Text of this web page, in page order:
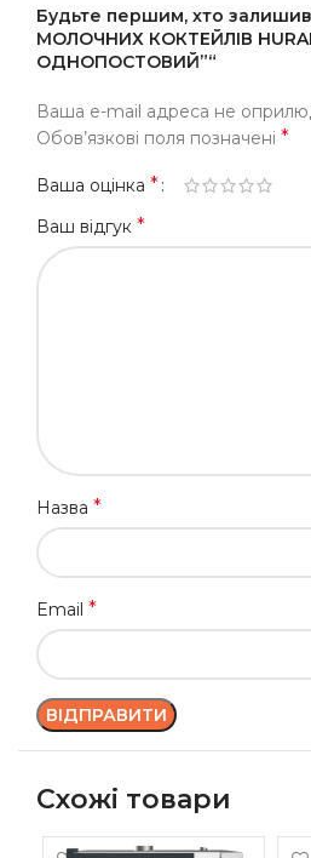
Будьте першим, хто
МОЛОЧНИХ КОКТЕЙЛІВ
ОДНОПОСТОВИЙ”“
Ваша e-mail адреса не
Обов’язкові поля позначені *
Ваша оцінка *
Ваш відгук *
Назва *
Email *
Схожі товари